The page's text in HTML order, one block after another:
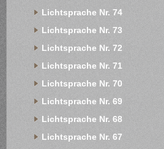
Lichtsprache Nr. 74
Lichtsprache Nr. 73
Lichtsprache Nr. 72
Lichtsprache Nr. 71
Lichtsprache Nr. 70
Lichtsprache Nr. 69
Lichtsprache Nr. 68
Lichtsprache Nr. 67